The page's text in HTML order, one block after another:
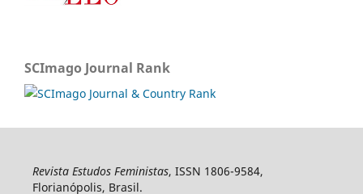
SCImago Journal Rank
Revista Estudos Feministas, ISSN 1806-9584,
Florianópolis, Brasil.